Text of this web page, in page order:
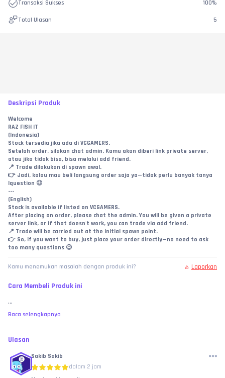
Transaksi Sukses 100%
Total Ulasan 5
Deskripsi Produk
Welcome
RAZ FISH IT
(Indonesia)
Stock tersedia jika ada di VCGAMERS.
Setelah order, silakan chat admin. Kamu akan diberi link private server,
atau jika tidak bisa, bisa melalui add friend.
📍 Trade dilakukan di spawn awal.
👉 Jadi, kalau mau beli langsung order saja ya—tidak perlu banyak tanya
lquestion 😉
---
(English)
Stock is available if listed on VCGAMERS.
After placing an order, please chat the admin. You will be given a private
server link, or if that doesn't work, you can trade via add friend.
📍 Trade will be carried out at the initial spawn point.
👉 So, if you want to buy, just place your order directly—no need to ask
too many questions 😉
Kamu menemukan masalah dengan produk ini? Laporkan
Cara Membeli Produk ini
...
Baca selengkapnya
Ulasan
Sakib Sakib
dalam 2 jam